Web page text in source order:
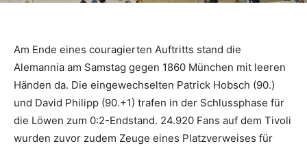
Am Ende eines couragierten Auftritts stand die
Alemannia am Samstag gegen 1860 München mit leeren
Händen da. Die eingewechselten Patrick Hobsch (90.)
und David Philipp (90.+1) trafen in der Schlussphase für
die Löwen zum 0:2-Endstand. 24.920 Fans auf dem Tivoli
wurden zuvor zudem Zeuge eines Platzverweises für